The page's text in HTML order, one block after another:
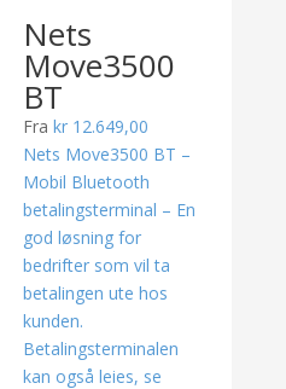
Nets
Move3500
BT
Frakr 12.649,00
Nets Move3500 BT –
Mobil Bluetooth
betalingsterminal – En
god løsning for
bedrifter som vil ta
betalingen ute hos
kunden.
Betalingsterminalen
kan også leies, se